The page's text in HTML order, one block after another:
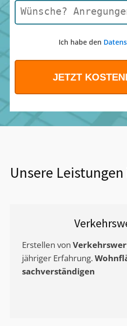
Ich habe den
Unsere Leistungen
Erstellen von
jähriger Erfahrung.
sachverständigen